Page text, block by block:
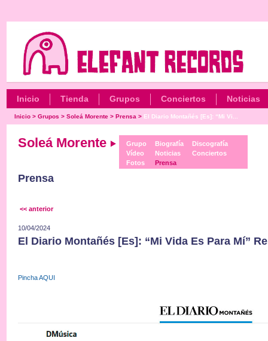
Inicio Tienda Grupos Conciertos Noticias
Inicio> Grupos > Soleá Morente> Prensa > El Diario Montañés [Es]: “Mi Vi...
Soleá Morente
Grupo
Vídeo
Fotos
Biografía
Noticias
Prensa
Discografía
Conciertos
Prensa
<< anterior
10/04/2024
El Diario Montañés [Es]: “Mi Vida Es Para Mí”
Pincha AQUI